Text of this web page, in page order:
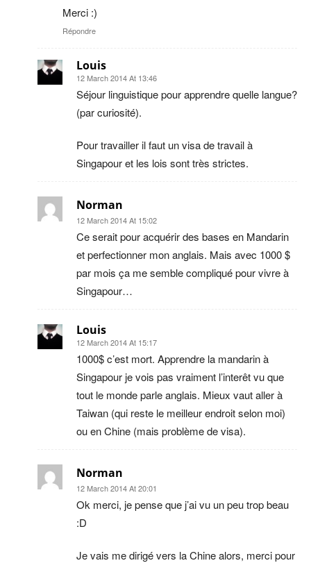
Merci :)
Répondre
Louis
12 March 2014 At 13:46
Séjour linguistique pour apprendre quelle langue?
(par curiosité).
Pour travailler il faut un visa de travail à
Singapour et les lois sont très strictes.
Norman
12 March 2014 At 15:02
Ce serait pour acquérir des bases en Mandarin
et perfectionner mon anglais. Mais avec 1000 $
par mois ça me semble compliqué pour vivre à
Singapour…
Louis
12 March 2014 At 15:17
1000$ c’est mort. Apprendre la mandarin à
Singapour je vois pas vraiment l’interêt vu que
tout le monde parle anglais. Mieux vaut aller à
Taiwan (qui reste le meilleur endroit selon moi)
ou en Chine (mais problème de visa).
Norman
12 March 2014 At 20:01
Ok merci, je pense que j’ai vu un peu trop beau
:D
Je vais me dirigé vers la Chine alors, merci pour